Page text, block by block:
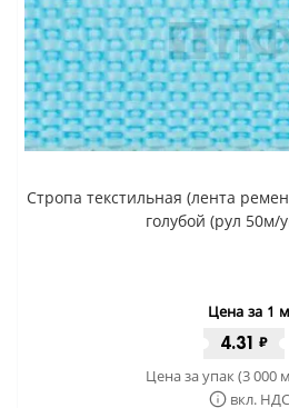
Стропа текстильная (лента
голубой (рул 50м/
Цена за 1 м
4.31 ₽
Цена за упак (3 000
вкл. НДС